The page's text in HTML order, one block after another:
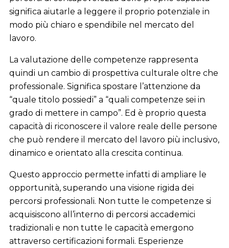
significa aiutarle a leggere il proprio potenziale in
modo più chiaro e spendibile nel mercato del
lavoro.
La valutazione delle competenze rappresenta
quindi un cambio di prospettiva culturale oltre che
professionale. Significa spostare l’attenzione da
“quale titolo possiedi” a “quali competenze sei in
grado di mettere in campo”. Ed è proprio questa
capacità di riconoscere il valore reale delle persone
che può rendere il mercato del lavoro più inclusivo,
dinamico e orientato alla crescita continua.
Questo approccio permette infatti di ampliare le
opportunità, superando una visione rigida dei
percorsi professionali. Non tutte le competenze si
acquisiscono all’interno di percorsi accademici
tradizionali e non tutte le capacità emergono
attraverso certificazioni formali. Esperienze